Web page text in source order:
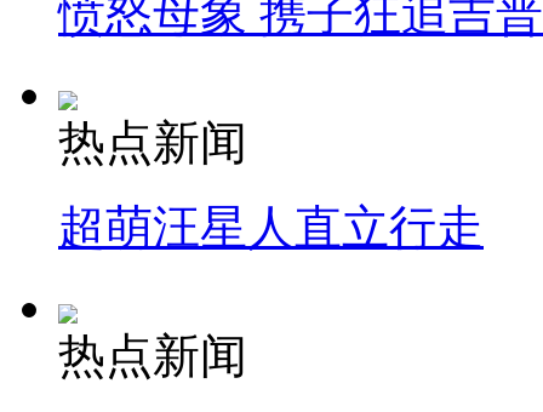
愤怒母象 携子狂追吉
热点新闻
超萌汪星人直立行走
热点新闻